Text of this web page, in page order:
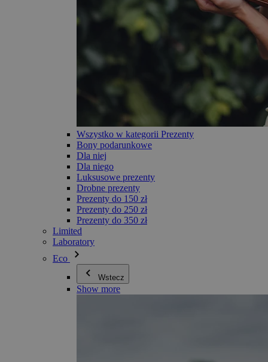
Wszystko w kategorii Prezenty
Bony podarunkowe
Dla niej
Dla niego
Luksusowe prezenty
Drobne prezenty
Prezenty do 150 zł
Prezenty do 250 zł
Prezenty do 350 zł
Limited
Laboratory
Eco
Wstecz
Show more